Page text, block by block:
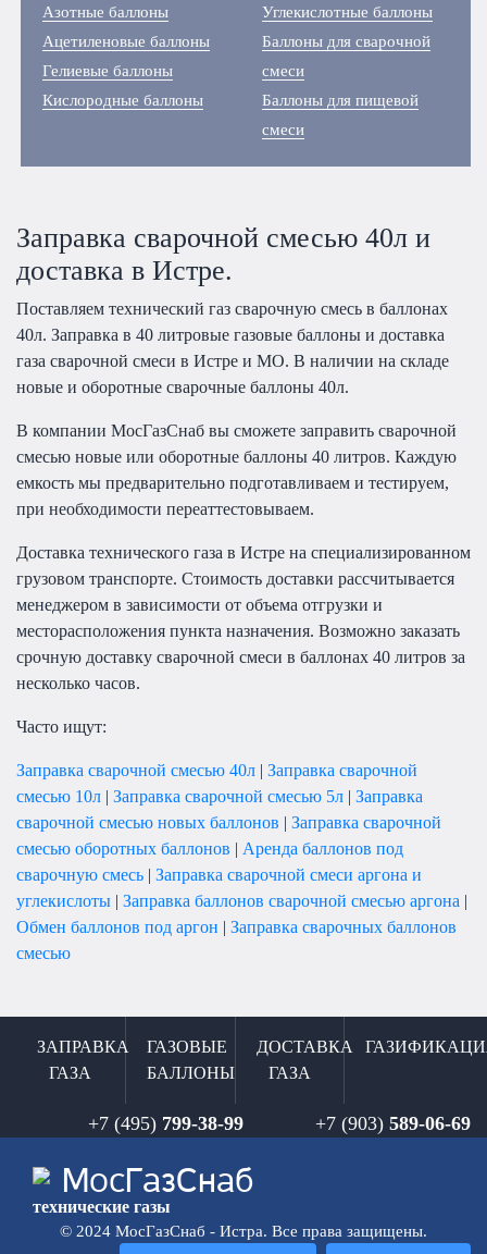
Азотные баллоны
Ацетиленовые баллоны
Гелиевые баллоны
Кислородные баллоны
Углекислотные баллоны
Баллоны для сварочной
смеси
Баллоны для пищевой
смеси
Заправка сварочной смесью 40л и
доставка в Истре.
Поставляем технический газ сварочную смесь в баллонах
40л. Заправка в 40 литровые газовые баллоны и доставка
газа сварочной смеси в Истре и МО. В наличии на складе
новые и оборотные сварочные баллоны 40л.
В компании МосГазСнаб вы сможете заправить сварочной
смесью новые или оборотные баллоны 40 литров. Каждую
емкость мы предварительно подготавливаем и тестируем,
при необходимости переаттестовываем.
Доставка технического газа в Истре на специализированном
грузовом транспорте. Стоимость доставки рассчитывается
менеджером в зависимости от объема отгрузки и
месторасположения пункта назначения. Возможно заказать
срочную доставку сварочной смеси в баллонах 40 литров за
несколько часов.
Часто ищут:
Заправка сварочной смесью 40л | Заправка сварочной
смесью 10л | Заправка сварочной смесью 5л | Заправка
сварочной смесью новых баллонов | Заправка сварочной
смесью оборотных баллонов | Аренда баллонов под
сварочную смесь | Заправка сварочной смеси аргона и
углекислоты | Заправка баллонов сварочной смесью аргона |
Обмен баллонов под аргон | Заправка сварочных баллонов
смесью
ЗАПРАВКА
ГАЗА
ГАЗОВЫЕ
БАЛЛОНЫ
ДОСТАВКА
ГАЗА
+7 (495) 799-38-99 +7 (903) 589-06-69
Мос ГазСнаб
технические газы
© 2024 МосГазСнаб - Истра. Все права защищены.